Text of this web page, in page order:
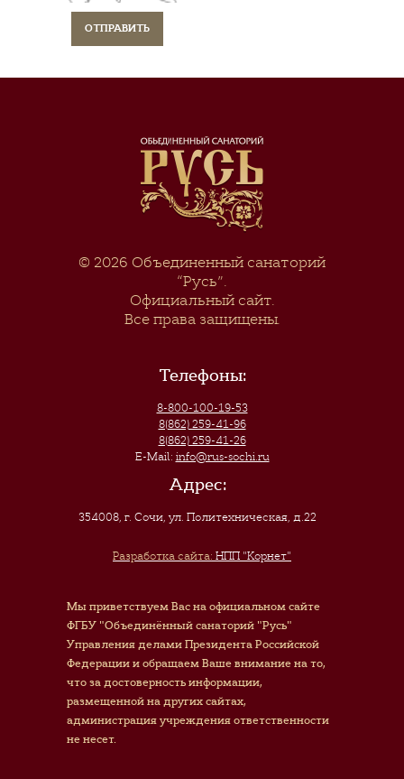
© 2026 Объединенный санаторий
“Русь”.
Официальный сайт.
Все права защищены.
Телефоны:
8-800-100-19-53
8(862) 259-41-96
8(862) 259-41-26
E-Mail: info@rus-sochi.ru
Адрес:
354008, г. Сочи,ул. Политехническая, д.22
Разработка сайта: НПП "Корнет"
Мы приветствуем Вас на официальном сайте
ФГБУ "Объединённый санаторий "Русь"
Управления делами Президента Российской
Федерации и обращаем Ваше внимание на то,
что за достоверность информации,
размещенной на других сайтах,
администрация учреждения ответственности
не несет.